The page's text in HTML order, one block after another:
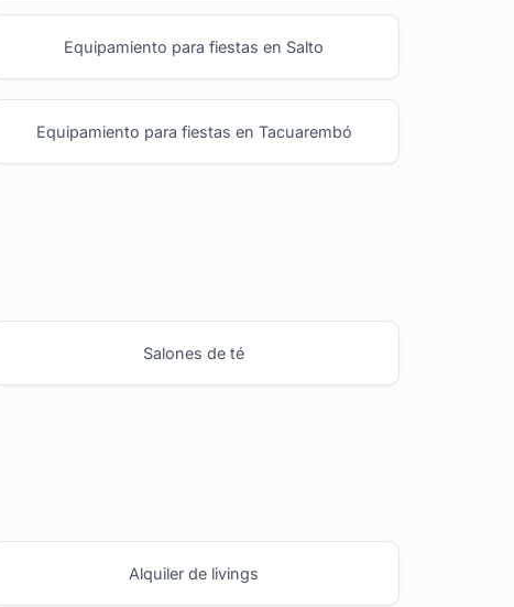
Equipamiento para fiestas en Salto
Equipamiento para fiestas en Tacuarembó
Salones de té
Alquiler de livings